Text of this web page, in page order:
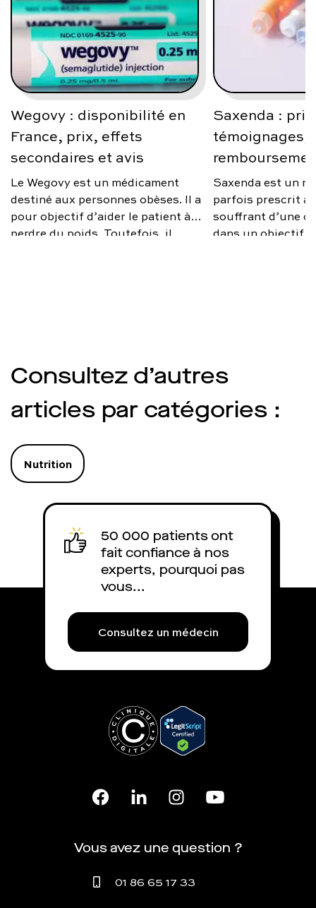
Wegovy : disponibilité en
France, prix, effets
secondaires et avis
Le Wegovy est un médicament
destiné aux personnes obèses. Il a
pour objectif d’aider le patient à
perdre du poids. Toutefois, il
Saxenda :
témoignages,
Saxenda est un
parfois prescrit
souffrant d’une
dans un objectif
de Saxenda ?
médecins ? Quel
est-il remboursé
explique.
Consultez d’autres
articles par catégories :
Nutrition
50 000 patients ont
fait confiance à nos
experts, pourquoi pas
vous...
Consultez un médecin
Vous avez une question ?
01 86 65 17 33